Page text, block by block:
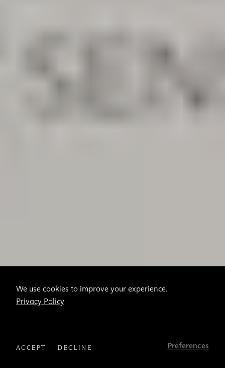
We use cookies to improve your experience.
Privacy Policy
ACCEPT DECLINE Preferences